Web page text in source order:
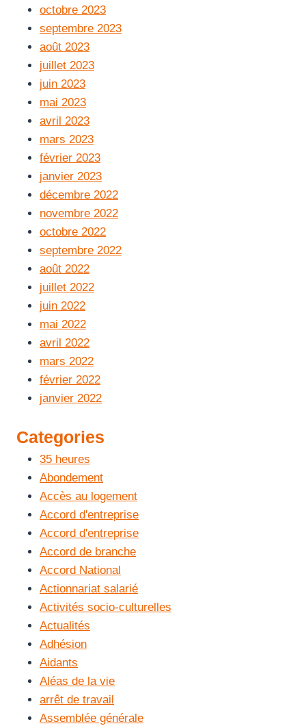
octobre 2023
septembre 2023
août 2023
juillet 2023
juin 2023
mai 2023
avril 2023
mars 2023
février 2023
janvier 2023
décembre 2022
novembre 2022
octobre 2022
septembre 2022
août 2022
juillet 2022
juin 2022
mai 2022
avril 2022
mars 2022
février 2022
janvier 2022
Categories
35 heures
Abondement
Accès au logement
Accord d'entreprise
Accord d'entreprise
Accord de branche
Accord National
Actionnariat salarié
Activités socio-culturelles
Actualités
Adhésion
Aidants
Aléas de la vie
arrêt de travail
Assemblée générale